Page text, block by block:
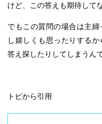
けど、この答えも期待して
でもこの質問の場合は主
し嬉しくも思ったりする
答え探したりしてしまうん
トピから引用